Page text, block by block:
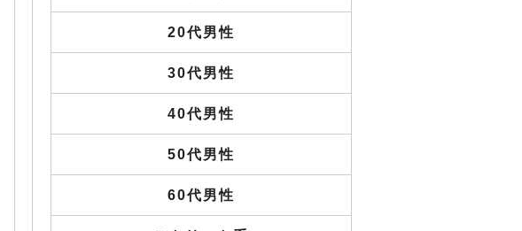
20代男性
30代男性
40代男性
50代男性
60代男性